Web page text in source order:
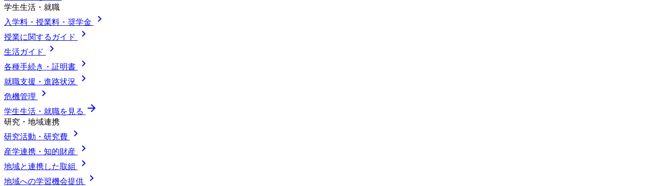
学生生活・就職
入学料・授業料・奨学金
chevron_right
授業に関するガイド chevron_right
生活ガイド chevron_right
各種手続き・証明書 chevron_right
就職支援・進路状況 chevron_right
危機管理 chevron_right
学生生活・就職を見る arrow_forward
研究・地域連携
研究活動・研究費
chevron_right
産学連携・知的財産 chevron_right
地域と連携した取組 chevron_right
地域への学習機会提供 chevron_right